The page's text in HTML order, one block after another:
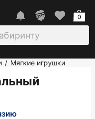
0
/ Мягкие игрушки